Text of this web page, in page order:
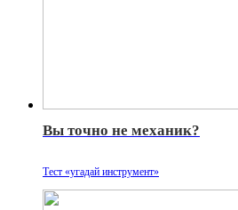
Вы точно не механик?
Тест «угадай инструмент»